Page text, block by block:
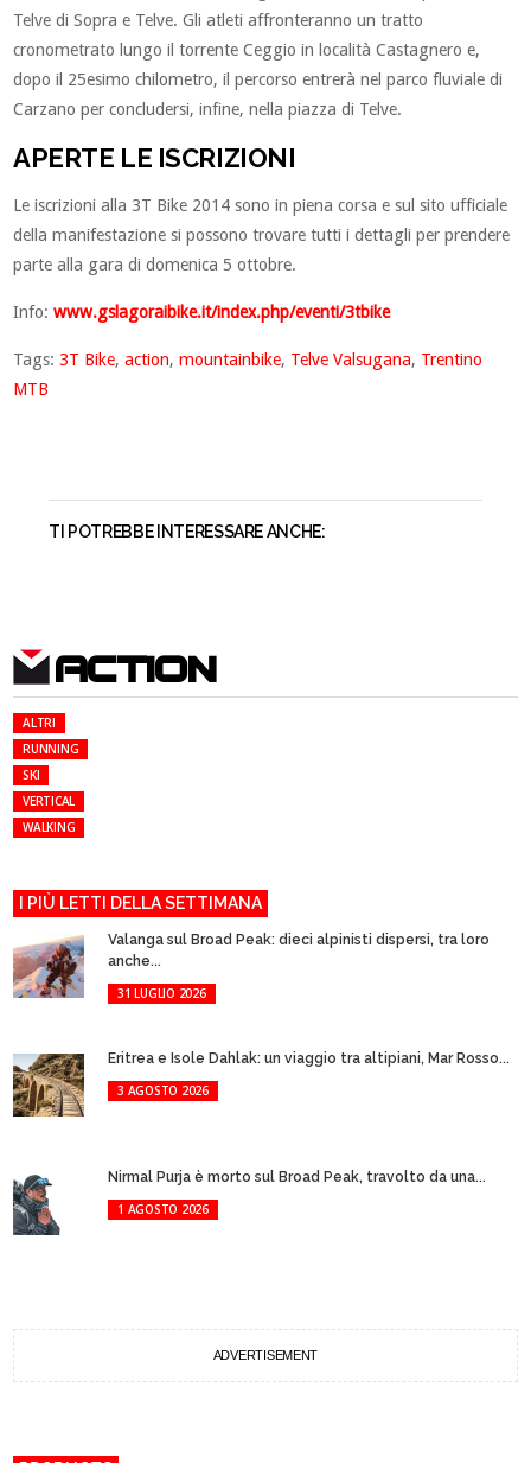
Telve di Sopra e Telve. Gli atleti affronteranno un tratto
cronometrato lungo il torrente Ceggio in località Castagnero e,
dopo il 25esimo chilometro, il percorso entrerà nel parco fluviale di
Carzano per concludersi, infine, nella piazza di Telve.
APERTE LE ISCRIZIONI
Le iscrizioni alla 3T Bike 2014 sono in piena corsa e sul sito ufficiale
della manifestazione si possono trovare tutti i dettagli per prendere
parte alla gara di domenica 5 ottobre.
Info:www.gslagoraibike.it/index.php/eventi/3tbike
Tags:3T Bike,action,mountainbike, Telve Valsugana, Trentino
MTB
TI POTREBBE INTERESSARE ANCHE:
ACTION
ALTRI
RUNNING
SKI
VERTICAL
WALKING
I PIÙ LETTI DELLA SETTIMANA
Valanga sul Broad Peak: dieci alpinisti dispersi, tra loro
anche...
31 LUGLIO 2026
Eritrea e Isole Dahlak: un viaggio tra altipiani, Mar Rosso...
3 AGOSTO 2026
Nirmal Purja è morto sul Broad Peak, travolto da una...
1 AGOSTO 2026
ADVERTISEMENT